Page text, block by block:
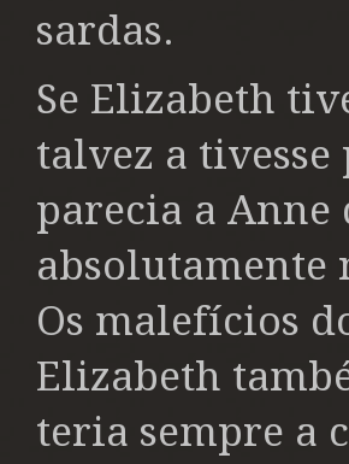
sardas.
Se Elizabeth
talvez a
parecia a Anne
absolutamente
Os malefícios
Elizabeth
teria sempre a